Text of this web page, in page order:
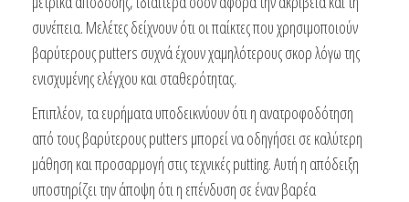
συνέπεια. Μελέτες δείχνουν ότι οι παίκτες που χρησιμοποιούν
βαρύτερους putters συχνά έχουν χαμηλότερους σκορ λόγω της
ενισχυμένης ελέγχου και σταθερότητας.
Επιπλέον, τα ευρήματα υποδεικνύουν ότι η ανατροφοδότηση
από τους βαρύτερους putters μπορεί να οδηγήσει σε καλύτερη
μάθηση και προσαρμογή στις τεχνικές putting. Αυτή η απόδειξη
υποστηρίζει την άποψη ότι η επένδυση σε έναν βαρέα